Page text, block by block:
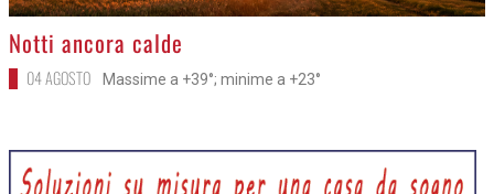
>
Notti ancora calde
04 AGOSTO Massime a +39°; minime a +23°